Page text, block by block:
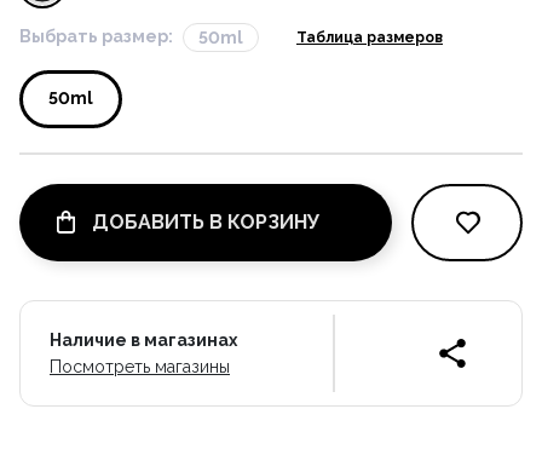
Выбрать размер: 50ml Таблица размеров
50ml
ДОБАВИТЬ В КОРЗИНУ
Наличие в магазинах
Посмотреть магазины